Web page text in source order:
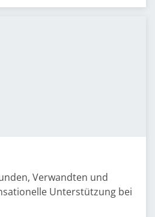
Verwandten und
Unterstützung bei